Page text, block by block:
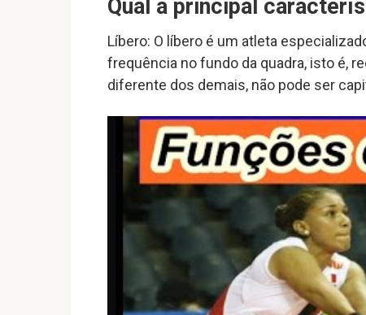
Qual a principal
Líbero: O líbero é um atleta
frequência no fundo da quadra, isto é,
diferente dos demais, não pode ser